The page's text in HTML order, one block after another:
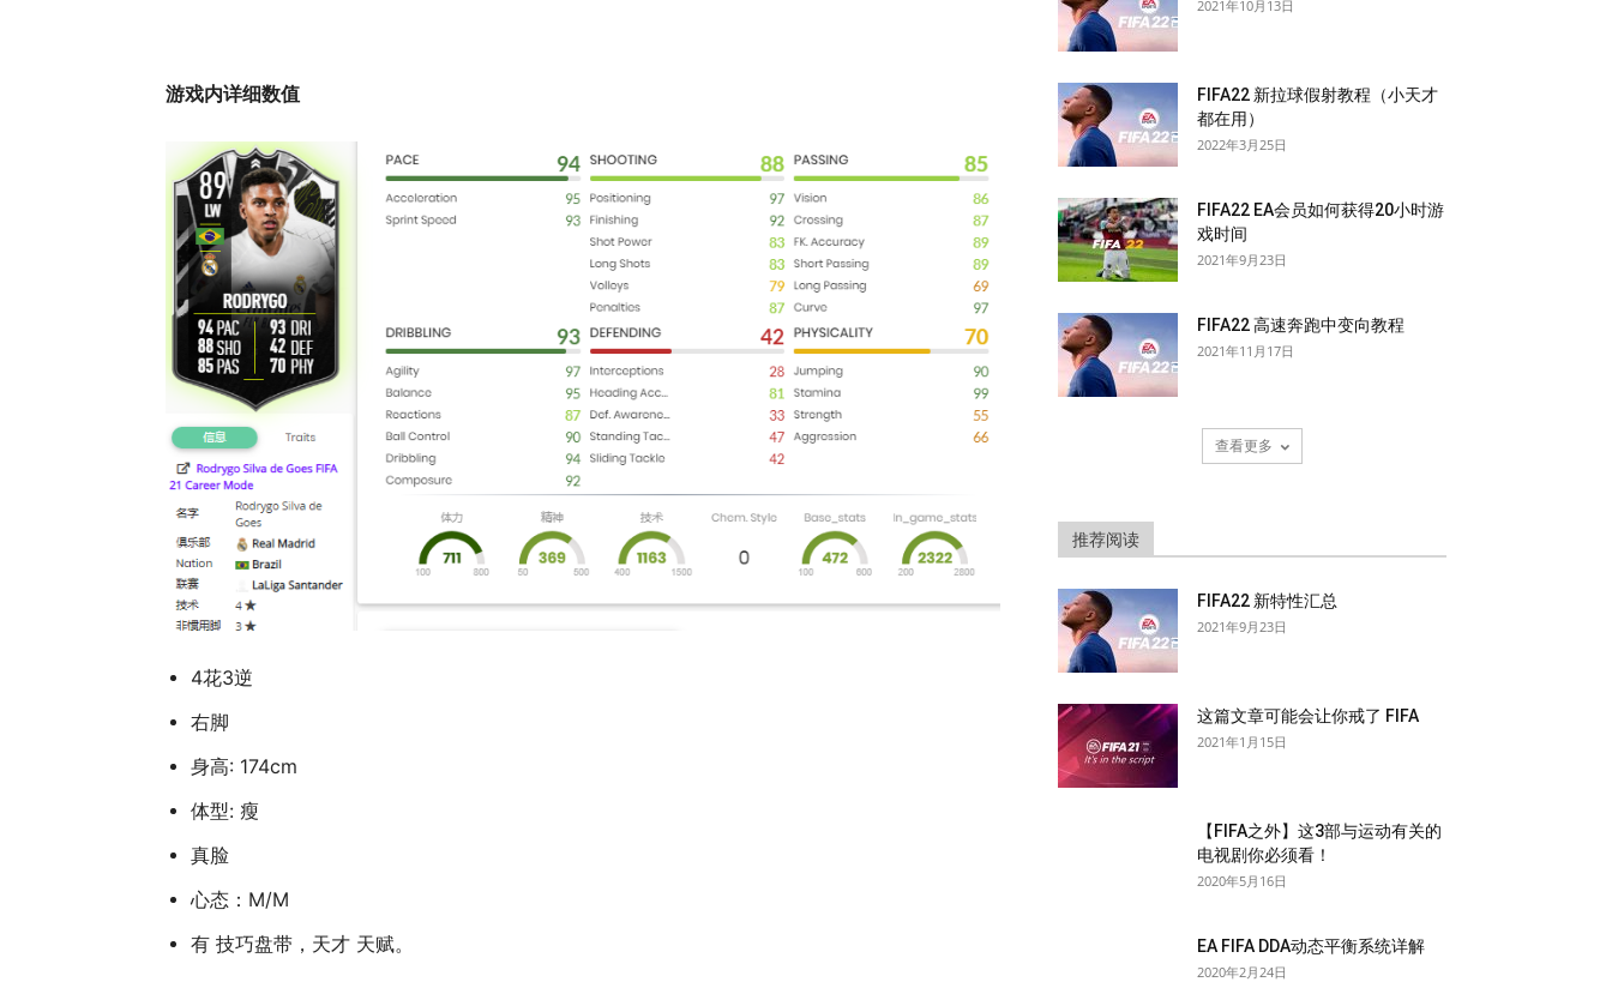
游戏内详细数值
4花3逆
右脚
身高: 174cm
体型: 瘦
真脸
心态：M/M
有 技巧盘带，天才 天赋。
2021年10月13日
FIFA22 新拉球假射教程（小天才
都在用）
2022年3月25日
FIFA22 EA会员如何获得20小时游
戏时间
2021年9月23日
FIFA22 高速奔跑中变向教程
2021年11月17日
查看更多
推荐阅读
FIFA22 新特性汇总
2021年9月23日
这篇文章可能会让你戒了 FIFA
2021年1月15日
【FIFA之外】这3部与运动有关的
电视剧你必须看！
2020年5月16日
EA FIFA DDA动态平衡系统详解
2020年2月24日